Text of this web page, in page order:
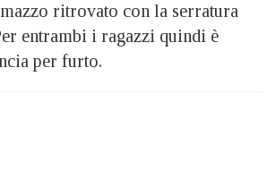
ritrovato con la serratura
entrambi i ragazzi quindi è
per furto.